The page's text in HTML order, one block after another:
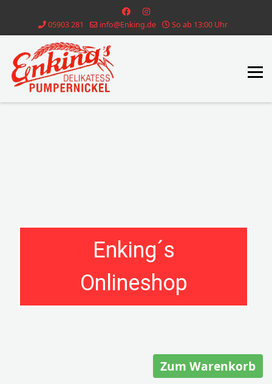
05903 281 info@Enking.de So ab 13:00 Uhr
Enking´s
Onlineshop
Zum Warenkorb